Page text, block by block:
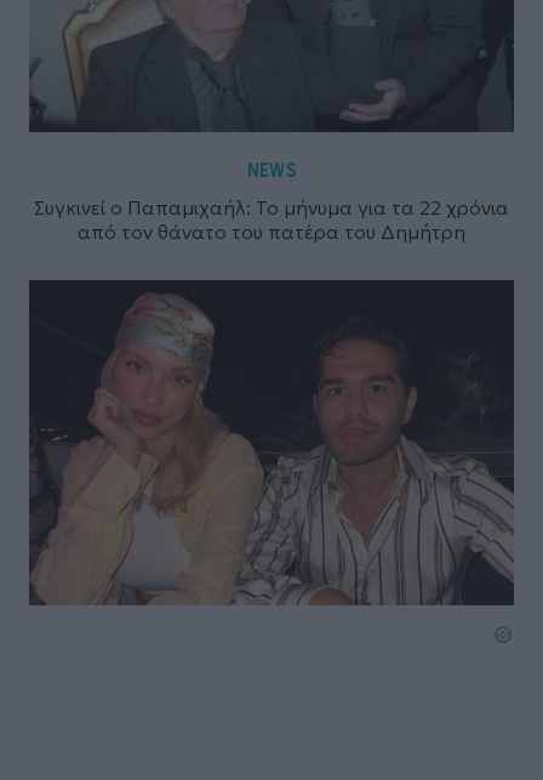
NEWS
Συγκινεί ο Παπαμιχαήλ: Το μήνυμα για τα 22 χρόνια
από τον θάνατο του πατέρα του Δημήτρη